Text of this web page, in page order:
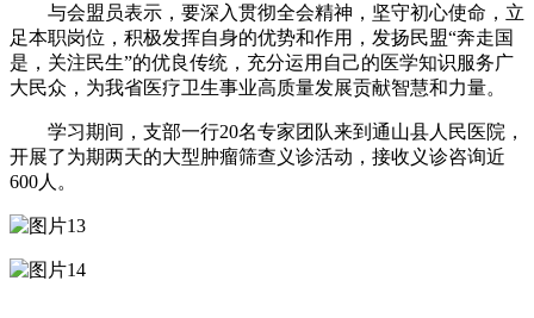
与会盟员表示，要深入贯彻全会精神，坚守初心使命，立
足本职岗位，积极发挥自身的优势和作用，发扬民盟“奔走国
是，关注民生”的优良传统，充分运用自己的医学知识服务广
大民众，为我省医疗卫生事业高质量发展贡献智慧和力量。
学习期间，支部一行20名专家团队来到通山县人民医院，
开展了为期两天的大型肿瘤筛查义诊活动，接收义诊咨询近
600人。